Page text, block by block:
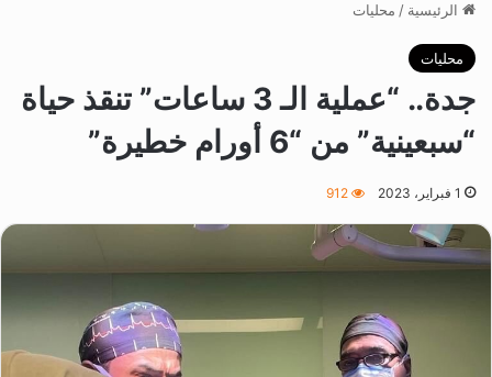
الرئيسية / محليات
محليات
جدة.. “عملية الـ 3 ساعات” تنقذ حياة
“سبعينية” من “6 أورام خطيرة”
1 فبراير، 2023 912